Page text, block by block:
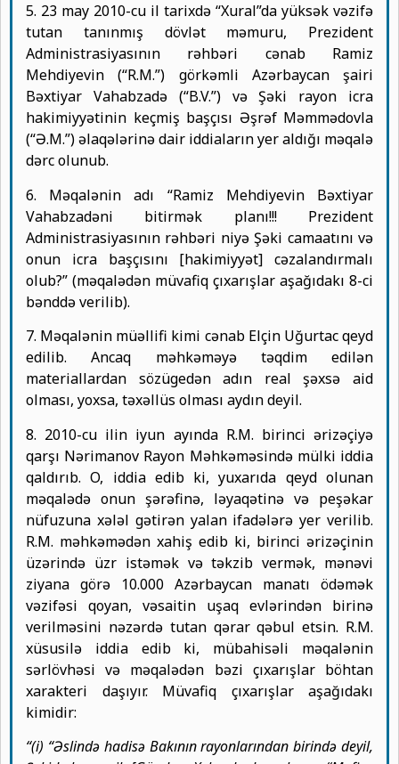
5. 23 may 2010-cu il tarixdə “Xural”da yüksək vəzifə
tutan tanınmış dövlət məmuru, Prezident
Administrasiyasının rəhbəri cənab Ramiz
Mehdiyevin (“R.M.”) görkəmli Azərbaycan şairi
Bəxtiyar Vahabzadə (“B.V.”) və Şəki rayon icra
hakimiyyətinin keçmiş başçısı Əşrəf Məmmədovla
(“Ə.M.”) əlaqələrinə dair iddiaların yer aldığı məqalə
dərc olunub.
6. Məqalənin adı “Ramiz Mehdiyevin Bəxtiyar
Vahabzadəni bitirmək planı!!! Prezident
Administrasiyasının rəhbəri niyə Şəki camaatını və
onun icra başçısını [hakimiyyət] cəzalandırmalı
olub?” (məqalədən müvafiq çıxarışlar aşağıdakı 8-ci
bənddə verilib).
7. Məqalənin müəllifi kimi cənab Elçin Uğurtac qeyd
edilib. Ancaq məhkəməyə təqdim edilən
materiallardan sözügedən adın real şəxsə aid
olması, yoxsa, təxəllüs olması aydın deyil.
8. 2010-cu ilin iyun ayında R.M. birinci ərizəçiyə
qarşı Nərimanov Rayon Məhkəməsində mülki iddia
qaldırıb. O, iddia edib ki, yuxarıda qeyd olunan
məqalədə onun şərəfinə, ləyaqətinə və peşəkar
nüfuzuna xələl gətirən yalan ifadələrə yer verilib.
R.M. məhkəmədən xahiş edib ki, birinci ərizəçinin
üzərində üzr istəmək və təkzib vermək, mənəvi
ziyana görə 10.000 Azərbaycan manatı ödəmək
vəzifəsi qoyan, vəsaitin uşaq evlərindən birinə
verilməsini nəzərdə tutan qərar qəbul etsin. R.M.
xüsusilə iddia edib ki, mübahisəli məqalənin
sərlövhəsi və məqalədən bəzi çıxarışlar böhtan
xarakteri daşıyır. Müvafiq çıxarışlar aşağıdakı
kimidir:
“(i) “Əslində hadisə Bakının rayonlarından birində deyil,